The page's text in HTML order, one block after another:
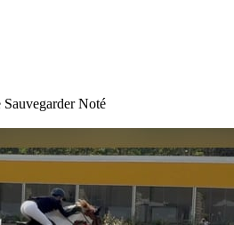
Sauvegarder Noté